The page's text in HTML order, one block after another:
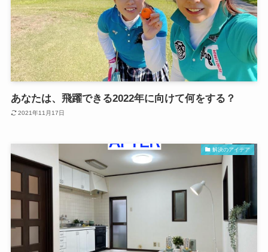
あなたは、飛躍できる2022年に向けて何をする？
2021年11月17日
解決のアイデア